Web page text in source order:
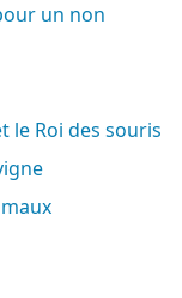
un non
le Roi des souris